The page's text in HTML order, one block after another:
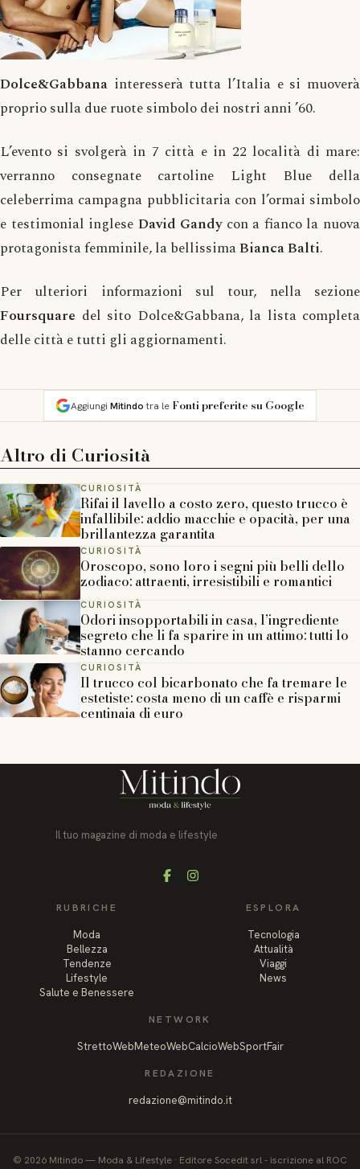
Dolce&Gabbana interesserà tutta l’Italia e si muoverà
proprio sulla due ruote simbolo dei nostri anni ’60.
L’evento si svolgerà in 7 città e in 22 località di mare:
verranno consegnate cartoline Light Blue della
celeberrima campagna pubblicitaria con l’ormai simbolo
e testimonial inglese David Gandycon a fianco la nuova
protagonista femminile, la bellissimaBianca Balti.
Per ulteriori informazioni sul tour, nella sezione
Foursquare del sito Dolce&Gabbana, la lista completa
delle città e tutti gli aggiornamenti.
Aggiungi Mitindotra le Fonti preferite su Google
Altro di Curiosità
CURIOSITÀ
Rifai il lavello a costo zero, questo trucco è
infallibile: addio macchie e opacità, per una
brillantezza garantita
CURIOSITÀ
Oroscopo, sono loro i segni più belli dello
zodiaco: attraenti, irresistibili e romantici
CURIOSITÀ
Odori insopportabili in casa, l’ingrediente
segreto che li fa sparire in un attimo: tutti lo
stanno cercando
CURIOSITÀ
Il trucco col bicarbonato che fa tremare le
estetiste: costa meno di un caffè e risparmi
centinaia di euro
Il tuo magazine di moda e lifestyle
FacebookInstagram
RUBRICHE
Moda
Bellezza
Tendenze
Lifestyle
Salute e Benessere
ESPLORA
Tecnologia
Attualità
Viaggi
News
NETWORK
StrettoWebMeteoWebCalcioWebSportFair
REDAZIONE
redazione@mitindo.it
© 2026 Mitindo— Moda & Lifestyle · Editore Socedit srl - iscrizione al ROC